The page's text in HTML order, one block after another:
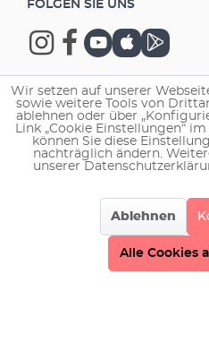
FOLGEN SIE UNS
Copyright © 2026 EHEIM GmbH &
Wir setzen auf unserer
sowie weitere Tools von
ablehnen oder über
Link „Cookie Einstellungen“
können Sie diese
nachträglich ändern.
unserer
Ablehnen
Alle Cookies